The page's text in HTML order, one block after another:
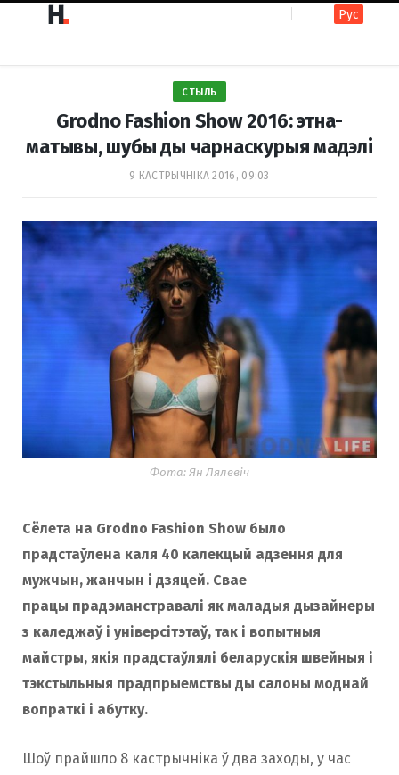
c
e
o
o
Рус
СТЫЛЬ
Grodno Fashion Show 2016: этна-
матывы, шубы ды чарнаскурыя мадэлі
9 КАСТРЫЧНІКА 2016, 09:03
Фота: Ян Лялевіч
Сёлета на Grodno Fashion Show было
прадстаўлена каля 40 калекцый адзення для
мужчын, жанчын і дзяцей. Свае
працы прадэманстравалі як маладыя дызайнеры
з каледжаў і універсітэтаў, так і вопытныя
майстры, якія прадстаўлялі беларускія швейныя і
тэкстыльныя прадпрыемствы ды салоны моднай
вопраткі і абутку.
Шоў прайшло 8 кастрычніка ў два заходы, у час